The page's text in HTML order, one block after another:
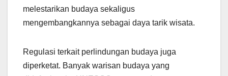
melestarikan budaya sekaligus
mengembangkannya sebagai daya tarik wisata.
Regulasi terkait perlindungan budaya juga
diperketat. Banyak warisan budaya yang